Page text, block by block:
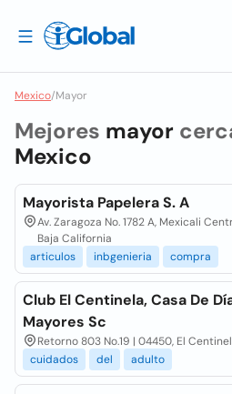
Mexico/Mayor
Mejores mayor
Mexico
Mayorista Papelera S. A
Av. Zaragoza No. 1782 A, Mexicali
Baja California
articulos
inbgenieria compra
Club El Centinela, Casa De
Mayores Sc
Retorno 803 No.19 | 04450, El
cuidados
del adulto